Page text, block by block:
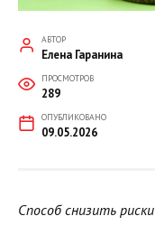
АВТОР
Елена Гаранина
ПРОСМОТРОВ
289
ОПУБЛИКОВАНО
09.05.2026
Способ снизить риски